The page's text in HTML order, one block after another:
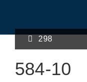
298
584-10